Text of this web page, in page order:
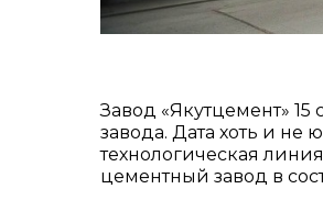
Завод «Якутцемент» 15
завода. Дата хоть и не
технологическая
цементный завод в